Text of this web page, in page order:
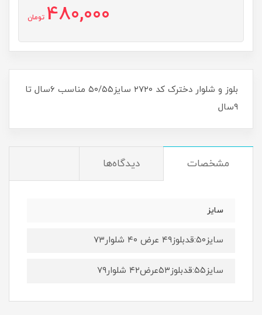
480,000 تومان
بلوز و شلوار دخترک کد ۲۷۲۰ سایز۵۰/۵۵ مناسب ۶سال تا
۹سال
مشخصات دیدگاه‌ها
سایز
سایز۵۰:قدبلوز۴۹ عرض ۴۰ شلوار۷۳
سایز۵۵:قدبلوز۵۳عرض۴۲ شلوار۷۹